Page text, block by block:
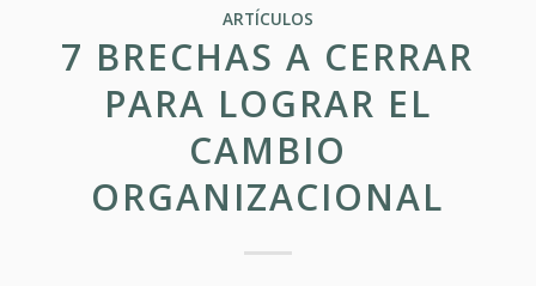
ARTÍCULOS
7 BRECHAS A CERRAR
PARA LOGRAR EL
CAMBIO
ORGANIZACIONAL